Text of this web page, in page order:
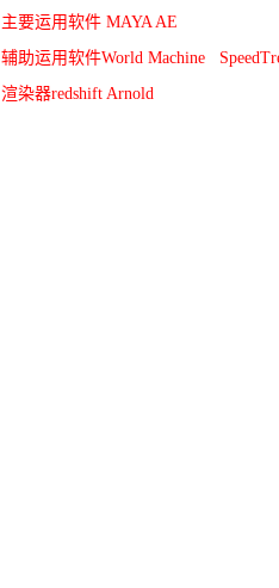
主要运用软件 MAYA AE
辅助运用软件World Machine
渲染器redshift Arnold